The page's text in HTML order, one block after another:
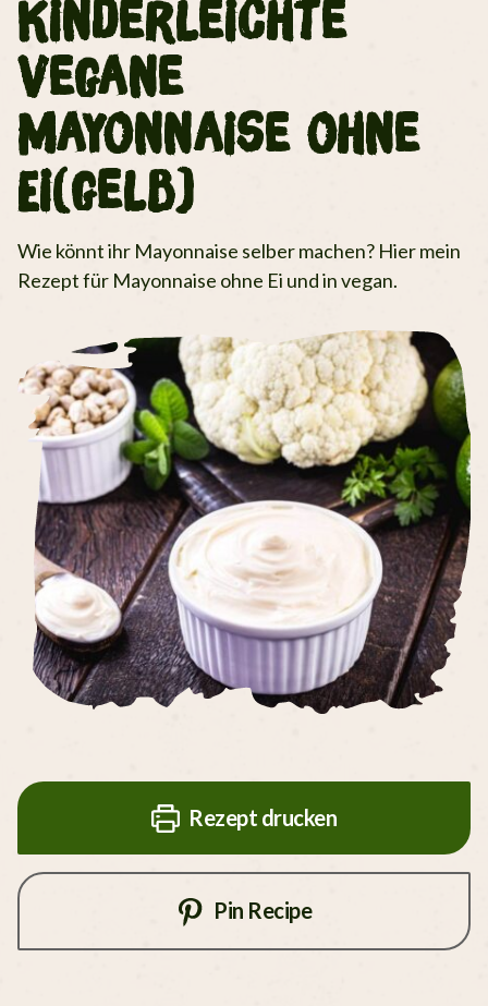
Kinderleichte
vegane
Mayonnaise ohne
Ei(gelb)
Wie könnt ihr Mayonnaise selber machen? Hier mein
Rezept für Mayonnaise ohne Ei und in vegan.
Rezept drucken
Pin Recipe